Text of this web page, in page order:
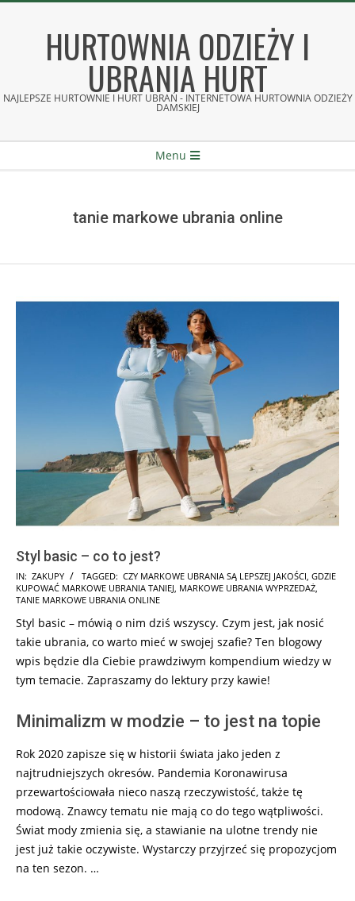
HURTOWNIA ODZIEŻY I
UBRANIA HURT
NAJLEPSZE HURTOWNIE I HURT UBRAŃ - INTERNETOWA HURTOWNIA ODZIEŻY
DAMSKIEJ
Menu
tanie markowe ubrania online
Styl basic – co to jest?
2025-
08-
IN: ZAKUPY TAGGED: CZY MARKOWE UBRANIA SĄ LEPSZEJ JAKOŚCI GDZIE
KUPOWAĆ MARKOWE UBRANIA TANIEJ MARKOWE UBRANIA WYPRZEDAŻ
TANIE MARKOWE UBRANIA ONLINE
Styl basic – mówią o nim dziś wszyscy. Czym jest, jak nosić
takie ubrania, co warto mieć w swojej szafie? Ten blogowy
wpis będzie dla Ciebie prawdziwym kompendium wiedzy w
tym temacie. Zapraszamy do lektury przy kawie!
Minimalizm w modzie – to jest na topie
Rok 2020 zapisze się w historii świata jako jeden z
najtrudniejszych okresów. Pandemia Koronawirusa
przewartościowała nieco naszą rzeczywistość, także tę
modową. Znawcy tematu nie mają co do tego wątpliwości.
Świat mody zmienia się, a stawianie na ulotne trendy nie
jest już takie oczywiste. Wystarczy przyjrzeć się propozycjom
na ten sezon. …